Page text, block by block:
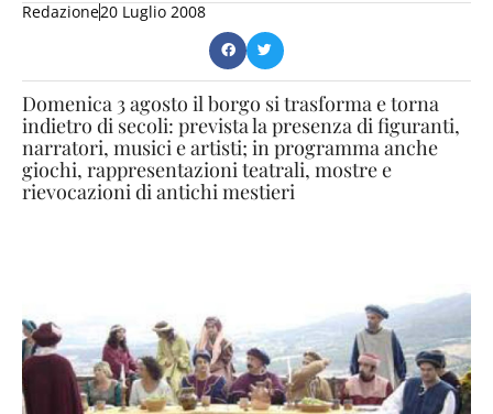
Redazione20 Luglio 2008
Domenica 3 agosto il borgo si trasforma e torna
indietro di secoli: prevista la presenza di figuranti,
narratori, musici e artisti; in programma anche
giochi, rappresentazioni teatrali, mostre e
rievocazioni di antichi mestieri